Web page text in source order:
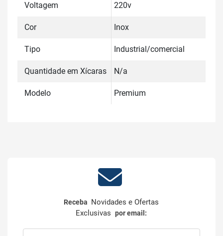
Voltagem 220v
Cor Inox
Tipo Industrial/comercial
Quantidade em Xícaras N/a
Modelo Premium
Receba Novidades e Ofertas
Exclusivaspor email: